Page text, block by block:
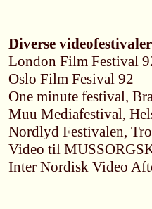
Diverse
London Film Festival
Oslo Film Fesival 92
One minute festival,
Muu Mediafestival,
Nordlyd Festivalen,
Video til
Inter Nordisk Video